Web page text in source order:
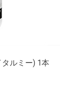
ルミー) 1本